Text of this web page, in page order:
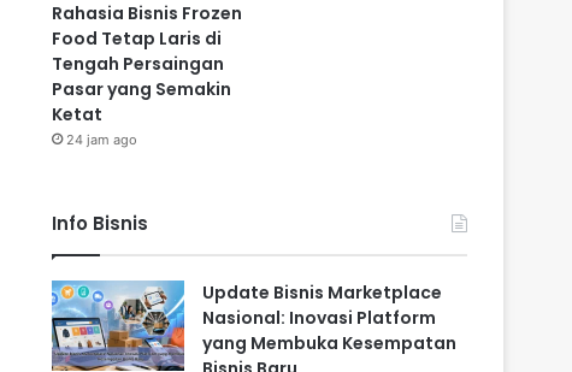
Rahasia Bisnis Frozen
Food Tetap Laris di
Tengah Persaingan
Pasar yang Semakin
Ketat
24 jam ago
Info Bisnis
Update Bisnis Marketplace
Nasional: Inovasi Platform
yang Membuka Kesempatan